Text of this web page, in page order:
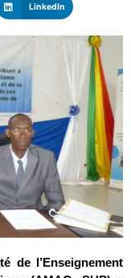
LinkedIn
de l’Enseignement